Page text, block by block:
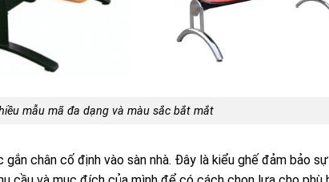
mẫu mã đa dạng và màu sắc bắt mắt
chân cố định vào sàn nhà. Đây là kiểu ghế đảm bảo